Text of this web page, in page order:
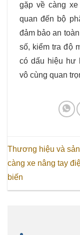
gặp về càng
quan đến bộ
đảm bảo an
số, kiểm tra độ
có dấu hiệu hư
vô cùng quan
Thương hiệu và
càng xe nâng tay
biến